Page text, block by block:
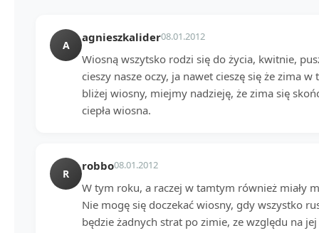
A
agnieszkalider08.01.2012
Wiosną wszytsko rodzi się do życia, kwitnie,
cieszy nasze oczy, ja nawet cieszę się że zima
bliżej wiosny, miejmy nadzieję, że zima się
ciepła wiosna.
R
robbo08.01.2012
W tym roku, a raczej w tamtym również miały
Nie mogę się doczekać wiosny, gdy wszystko
będzie żadnych strat po zimie, ze względu na